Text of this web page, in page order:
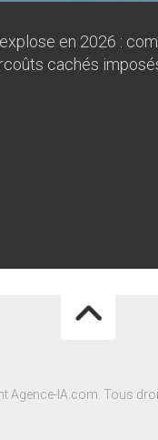
en 2026 :
cachés
Agence-IA.com. Tous